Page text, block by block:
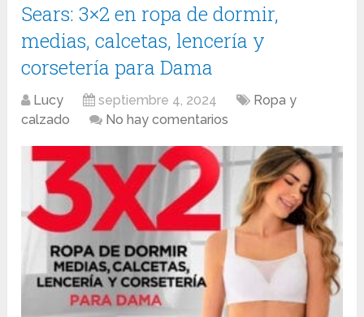
Sears: 3×2 en ropa de dormir,
medias, calcetas, lencería y
corsetería para Dama
Lucy septiembre 4, 2024
Ropa y
calzado
No hay comentarios